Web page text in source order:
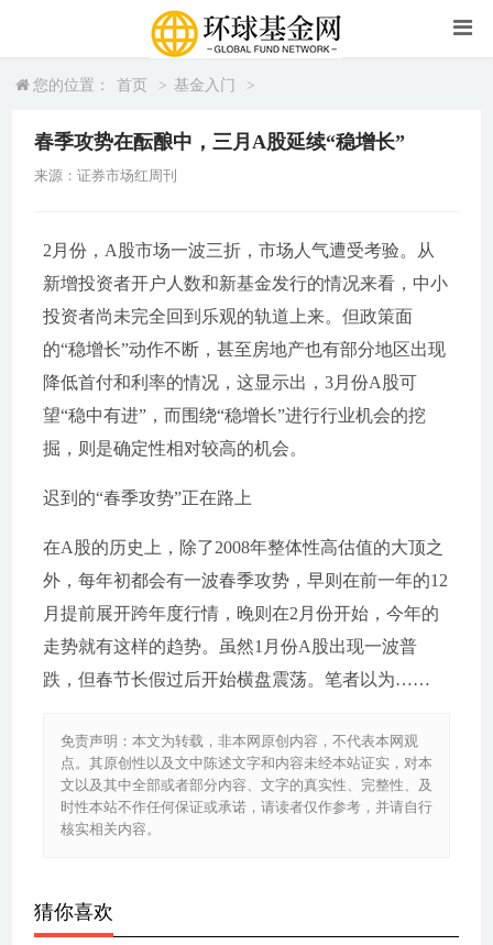
您的位置： 首页 > 基金入门 >
春季攻势在酝酿中，三月A股延续“稳增长”
来源：证券市场红周刊
2月份，A股市场一波三折，市场人气遭受考验。从
新增投资者开户人数和新基金发行的情况来看，中小
投资者尚未完全回到乐观的轨道上来。但政策面
的“稳增长”动作不断，甚至房地产也有部分地区出现
降低首付和利率的情况，这显示出，3月份A股可
望“稳中有进”，而围绕“稳增长”进行行业机会的挖
掘，则是确定性相对较高的机会。
迟到的“春季攻势”正在路上
在A股的历史上，除了2008年整体性高估值的大顶之
外，每年初都会有一波春季攻势，早则在前一年的12
月提前展开跨年度行情，晚则在2月份开始，今年的
走势就有这样的趋势。虽然1月份A股出现一波普
跌，但春节长假过后开始横盘震荡。笔者以为……
免责声明：本文为转载，非本网原创内容，不代表本网观
点。其原创性以及文中陈述文字和内容未经本站证实，对本
文以及其中全部或者部分内容、文字的真实性、完整性、及
时性本站不作任何保证或承诺，请读者仅作参考，并请自行
核实相关内容。
猜你喜欢